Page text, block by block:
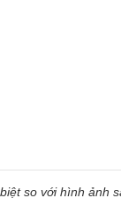
so với hình ảnh